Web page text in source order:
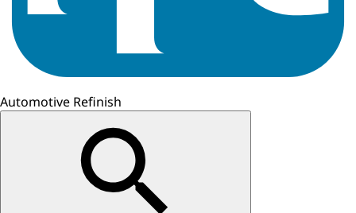
Automotive Refinish